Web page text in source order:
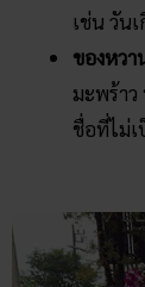
เช่น วัน
ของหวา
มะพร้า
ชื่อที่ไม่